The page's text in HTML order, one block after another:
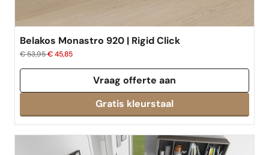
Belakos Monastro 920 | Rigid Click
€ 53,95€ 45,85
Vraag offerte aan